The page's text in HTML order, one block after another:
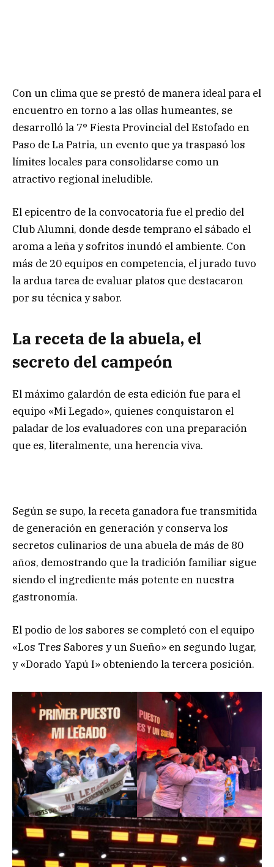
Con un clima que se prestó de manera ideal para el
encuentro en torno a las ollas humeantes, se
desarrolló la 7° Fiesta Provincial del Estofado en
Paso de La Patria, un evento que ya traspasó los
límites locales para consolidarse como un
atractivo regional ineludible.
El epicentro de la convocatoria fue el predio del
Club Alumni, donde desde temprano el sábado el
aroma a leña y sofritos inundó el ambiente. Con
más de 20 equipos en competencia, el jurado tuvo
la ardua tarea de evaluar platos que destacaron
por su técnica y sabor.
La receta de la abuela, el
secreto del campeón
El máximo galardón de esta edición fue para el
equipo «Mi Legado», quienes conquistaron el
paladar de los evaluadores con una preparación
que es, literalmente, una herencia viva.
Según se supo, la receta ganadora fue transmitida
de generación en generación y conserva los
secretos culinarios de una abuela de más de 80
años, demostrando que la tradición familiar sigue
siendo el ingrediente más potente en nuestra
gastronomía.
El podio de los sabores se completó con el equipo
«Los Tres Sabores y un Sueño» en segundo lugar,
y «Dorado Yapú I» obteniendo la tercera posición.